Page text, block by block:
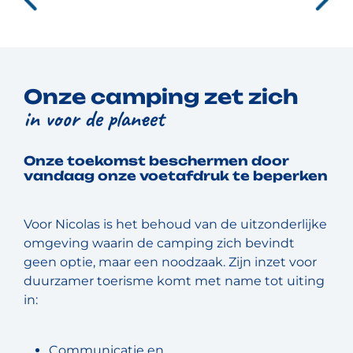
Onze camping zet zich
in voor de planeet
Onze toekomst beschermen door
vandaag onze voetafdruk te beperken
Voor Nicolas is het behoud van de uitzonderlijke
omgeving waarin de camping zich bevindt
geen optie, maar een noodzaak. Zijn inzet voor
duurzamer toerisme komt met name tot uiting
in: